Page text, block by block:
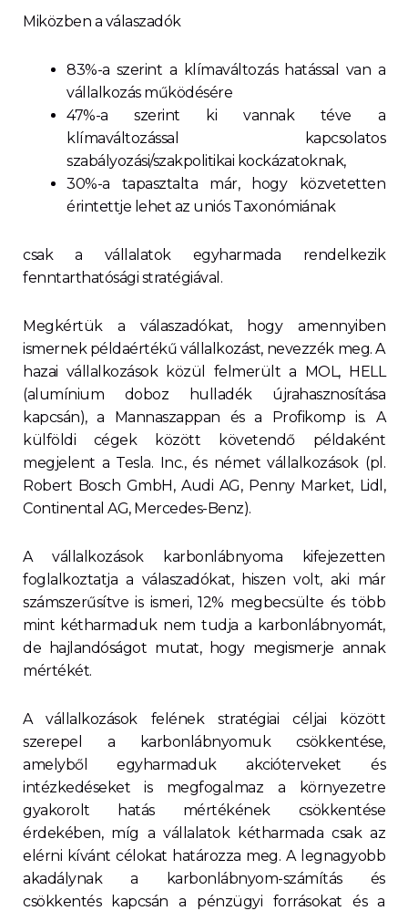
Miközben a válaszadók
83%-a szerint a klímaváltozás hatással van a
vállalkozás működésére
47%-a szerint ki vannak téve a
klímaváltozással kapcsolatos
szabályozási/szakpolitikai kockázatoknak,
30%-a tapasztalta már, hogy közvetetten
érintettje lehet az uniós Taxonómiának
csak a vállalatok egyharmada rendelkezik
fenntarthatósági stratégiával.
Megkértük a válaszadókat, hogy amennyiben
ismernek példaértékű vállalkozást, nevezzék meg. A
hazai vállalkozások közül felmerült a MOL, HELL
(alumínium doboz hulladék újrahasznosítása
kapcsán), a Mannaszappan és a Profikomp is. A
külföldi cégek között követendő példaként
megjelent a Tesla. Inc., és német vállalkozások (pl.
Robert Bosch GmbH, Audi AG, Penny Market, Lidl,
Continental AG, Mercedes-Benz).
A vállalkozások karbonlábnyoma kifejezetten
foglalkoztatja a válaszadókat, hiszen volt, aki már
számszerűsítve is ismeri, 12% megbecsülte és több
mint kétharmaduk nem tudja a karbonlábnyomát,
de hajlandóságot mutat, hogy megismerje annak
mértékét.
A vállalkozások felének stratégiai céljai között
szerepel a karbonlábnyomuk csökkentése,
amelyből egyharmaduk akcióterveket és
intézkedéseket is megfogalmaz a környezetre
gyakorolt hatás mértékének csökkentése
érdekében, míg a vállalatok kétharmada csak az
elérni kívánt célokat határozza meg. A legnagyobb
akadálynak a karbonlábnyom-számítás és
csökkentés kapcsán a pénzügyi forrásokat és a